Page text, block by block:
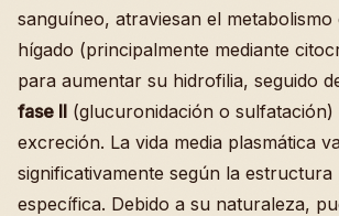
sanguíneo, atraviesan el metabolismo
hígado (principalmente mediante
para aumentar su hidrofilia, seguido
fase II (glucuronidación o
excreción. La vida media plasmática
significativamente según la
específica. Debido a su naturaleza,